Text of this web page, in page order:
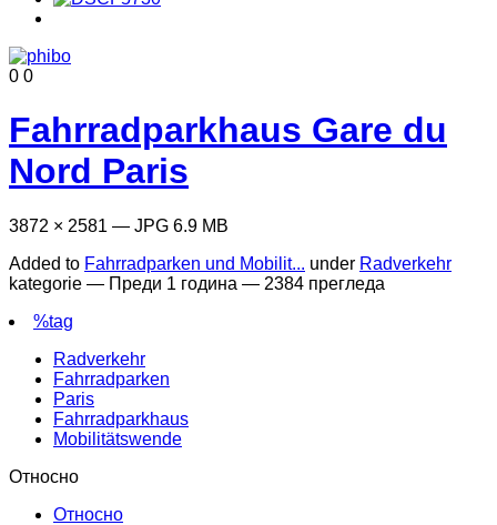
0 0
Fahrradparkhaus Gare du
Nord Paris
3872 × 2581 — JPG 6.9 MB
Added to Fahrradparken und Mobilit... under Radverkehr
kategorie — Преди 1 година — 2384 прегледа
%tag
Radverkehr
Fahrradparken
Paris
Fahrradparkhaus
Mobilitätswende
Относно
Относно